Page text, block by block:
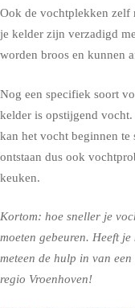
Ook de vochtplekken zelf
je kelder zijn verzadigd
worden broos en kunnen
Nog een specifiek soort
kelder is opstijgend
kan het vocht beginnen te
ontstaan dus ook
keuken.
Kortom: hoe sneller je
moeten gebeuren. Heeft
meteen de hulp in van
regio Vroenhoven!